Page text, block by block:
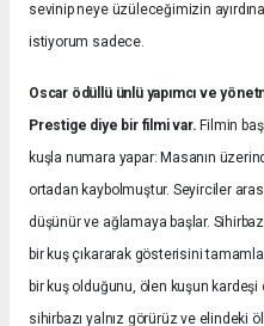
sevinip neye üzüleceğimizin
istiyorum sadece.
Oscar ödüllü ünlü yapımcı ve
Prestige diye bir filmi var. Filmin
kuşla numara yapar: Masanın
ortadan kaybolmuştur. Seyirciler
düşünür ve ağlamaya başlar.
bir kuş çıkararak gösterisini
bir kuş olduğunu, ölen kuşun
sihirbazı yalnız görürüz ve elindeki